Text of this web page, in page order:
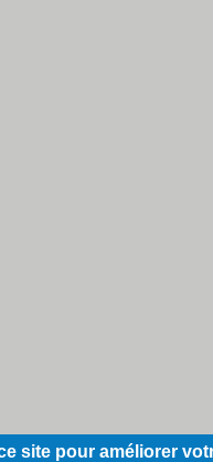
site pour améliorer